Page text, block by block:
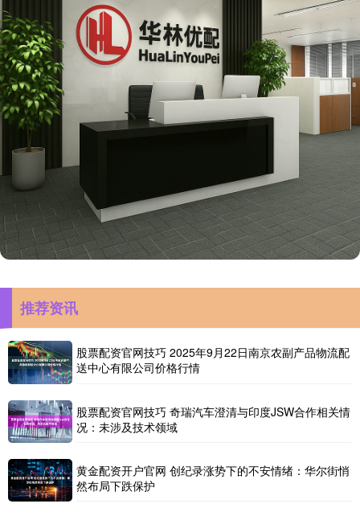
推荐资讯
股票配资官网技巧 2025年9月22日南京农副产品物流配
送中心有限公司价格行情
股票配资官网技巧 奇瑞汽车澄清与印度JSW合作相关情
况：未涉及技术领域
黄金配资开户官网 创纪录涨势下的不安情绪：华尔街悄
然布局下跌保护